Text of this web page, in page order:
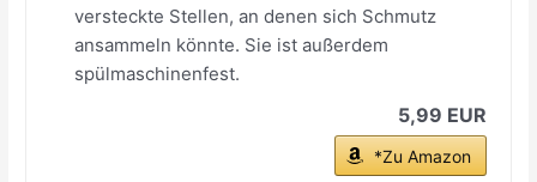
versteckte Stellen, an denen sich Schmutz
ansammeln könnte. Sie ist außerdem
spülmaschinenfest.
5,99 EUR
*Zu Amazon